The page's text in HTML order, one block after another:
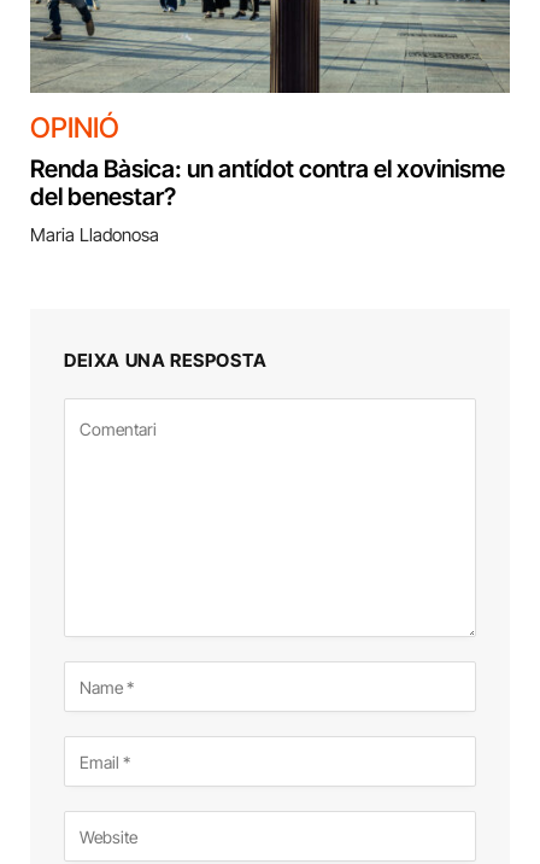
OPINIÓ
Renda Bàsica: un antídot contra el xovinisme
del benestar?
Maria Lladonosa
DEIXA UNA RESPOSTA